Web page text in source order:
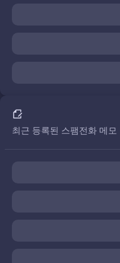
최근 등록된 스팸전화 메모